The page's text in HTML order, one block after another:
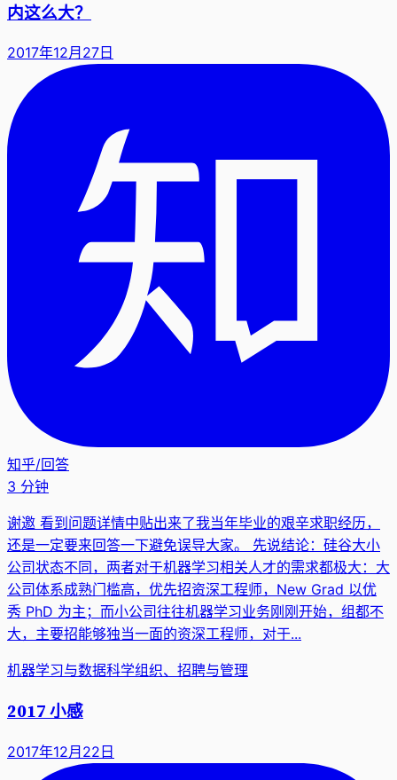
内这么大？
2017年12月27日
知乎/回答
3 分钟
谢邀 看到问题详情中贴出来了我当年毕业的艰辛求职经历，
还是一定要来回答一下避免误导大家。 先说结论：硅谷大小
公司状态不同，两者对于机器学习相关人才的需求都极大：大
公司体系成熟门槛高，优先招资深工程师，New Grad 以优
秀 PhD 为主；而小公司往往机器学习业务刚刚开始，组都不
大，主要招能够独当一面的资深工程师，对于...
机器学习与数据科学组织、招聘与管理
2017 小感
2017年12月22日